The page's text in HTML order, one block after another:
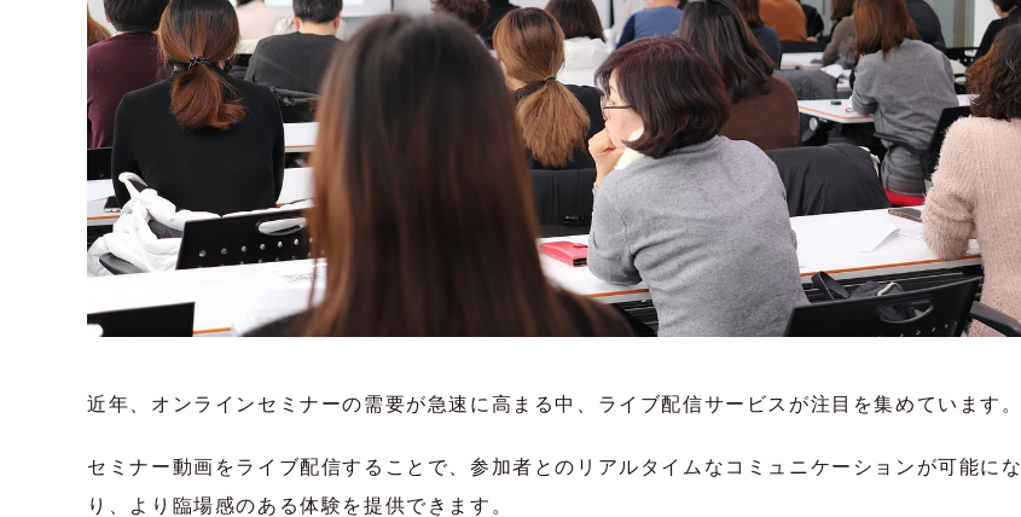
近年、オンラインセミナーの需要が急速に高まる中、ライブ配信サービスが注目を集めています。
セミナー動画をライブ配信することで、参加者とのリアルタイムなコミュニケーションが可能にな
り、より臨場感のある体験を提供できます。